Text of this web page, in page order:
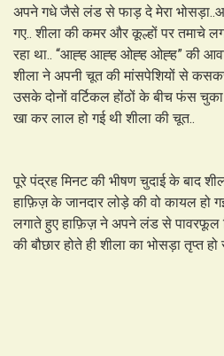
अपने गधे जैसे लंड से फाड़ दे मेरा
गए.. शीला की कमर और कूल्हों पर तमाचे
रहा था.. “आह्ह आह्ह ओह्ह ओह्ह” की
शीला ने अपनी चूत की मांसपेशियों से
उसके दोनों वर्टिकल होंठों के बीच फंस
खा कर लाल हो गई थी शीला की चूत..
पूरे पंद्रह मिनट की भीषण चुदाई के बाद
हाफ़िज़ के जानदार लोड़े की वो कायल हो
लगाते हुए हाफ़िज़ ने अपने लंड से पावरफूल
की बौछार होते ही शीला का भोसड़ा तृप्त हो